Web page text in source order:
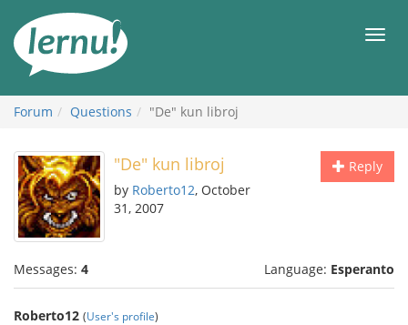
the
content
Forum Questions "De" kun libroj
Reply
"De" kun libroj
by Roberto12, October
31, 2007
Messages: 4 Language: Esperanto
Roberto12 (User's profile)